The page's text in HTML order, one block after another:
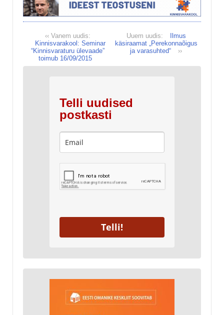
Uuem uudis:
Ilmus
käsiraamat „Perekonnaõigus
ja varasuhted“
››
‹‹ Vanem uudis:
Kinnisvarakool: Seminar
“Kinnisvaraturu ülevaade”
toimub 16/09/2015
Telli uudised
postkasti
Telli!